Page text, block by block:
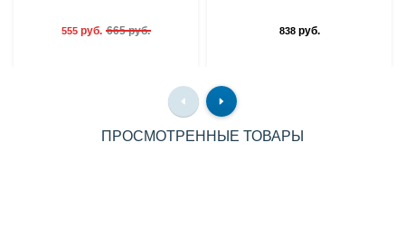
555 руб. 665 руб. 838руб.
ПРОСМОТРЕННЫЕ ТОВАРЫ